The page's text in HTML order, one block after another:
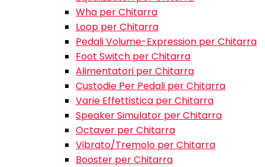
Wha per Chitarra
Loop per Chitarra
Pedali Volume-Expression per Chitarra
Foot Switch per Chitarra
Alimentatori per Chitarra
Custodie Per Pedali per Chitarra
Varie Effettistica per Chitarra
Speaker Simulator per Chitarra
Octaver per Chitarra
Vibrato/Tremolo per Chitarra
Booster per Chitarra